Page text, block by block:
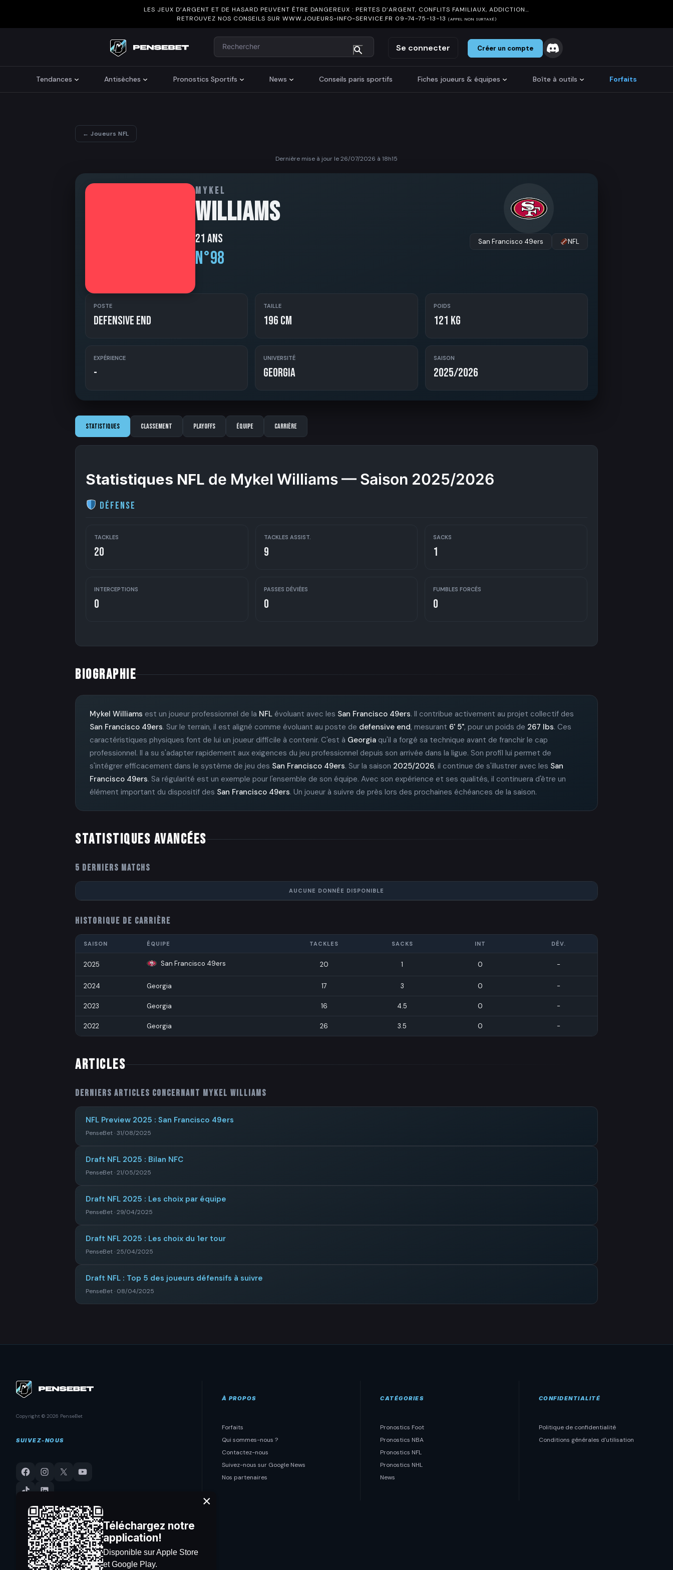
LES JEUX D’ARGENT ET DE HASARD PEUVENT ÊTRE DANGEREUX : PERTES D’ARGENT, CONFLITS FAMILIAUX, ADDICTION…
RETROUVEZ NOS CONSEILS SUR WWW.JOUEURS-INFO-SERVICE.FR 09-74-75-13-13 (APPEL NON SURTAXÉ)
Rechercher
Search Se connecter Créer un compte
Tendances Antisèches Pronostics Sportifs News Conseils paris sportifs Fiches joueurs & équipes Boîte à outils Forfaits
← Joueurs NFL
Dernière mise à jour le 26/07/2026 à 18h15
MYKEL
WILLIAMS
21 ans
N°98
San Francisco 49ers NFL
POSTE
Defensive End
TAILLE
196 cm
POIDS
121 kg
EXPÉRIENCE
-
UNIVERSITÉ
Georgia
SAISON
2025/2026
Statistiques Classement Playoffs Équipe Carrière
Statistiques NFL de Mykel Williams — Saison 2025/2026
Défense
TACKLES
20
TACKLES ASSIST.
9
SACKS
1
INTERCEPTIONS
0
PASSES DÉVIÉES
0
FUMBLES FORCÉS
0
BIOGRAPHIE
Mykel Williams est un joueur professionnel de la NFL évoluant avec les San Francisco 49ers. Il contribue activement au projet collectif des
San Francisco 49ers. Sur le terrain, il est aligné comme évoluant au poste de defensive end, mesurant 6' 5", pour un poids de 267 lbs. Ces
caractéristiques physiques font de lui un joueur difficile à contenir. C'est à Georgia qu'il a forgé sa technique avant de franchir le cap
professionnel. Il a su s'adapter rapidement aux exigences du jeu professionnel depuis son arrivée dans la ligue. Son profil lui permet de
s'intégrer efficacement dans le système de jeu des San Francisco 49ers. Sur la saison 2025/2026, il continue de s'illustrer avec les San
Francisco 49ers. Sa régularité est un exemple pour l'ensemble de son équipe. Avec son expérience et ses qualités, il continuera d'être un
élément important du dispositif des San Francisco 49ers. Un joueur à suivre de près lors des prochaines échéances de la saison.
STATISTIQUES AVANCÉES
5 DERNIERS MATCHS
AUCUNE DONNÉE DISPONIBLE
HISTORIQUE DE CARRIÈRE
SAISON ÉQUIPE TACKLES SACKS INT DÉV.
2025 San Francisco 49ers 20 1 0 -
2024 Georgia 17 3 0 -
2023 Georgia 16 4.5 0 -
2022 Georgia 26 3.5 0 -
ARTICLES
Derniers articles concernant Mykel Williams
NFL Preview 2025 : San Francisco 49ers
PenseBet · 31/08/2025
Draft NFL 2025 : Bilan NFC
PenseBet · 21/05/2025
Draft NFL 2025 : Les choix par équipe
PenseBet · 29/04/2025
Draft NFL 2025 : Les choix du 1er tour
PenseBet · 25/04/2025
Draft NFL : Top 5 des joueurs défensifs à suivre
PenseBet · 08/04/2025
Copyright © 2026 PenseBet
SUIVEZ-NOUS
À PROPOS
Forfaits
Qui sommes-nous ?
Contactez-nous
Suivez-nous sur Google News
Nos partenaires
CATÉGORIES
Pronostics Foot
Pronostics NBA
Pronostics NFL
Pronostics NHL
News
CONFIDENTIALITÉ
Politique de confidentialité
Conditions générales d'utilisation
Téléchargez notre
application!
Disponible sur Apple Store
et Google Play.
×